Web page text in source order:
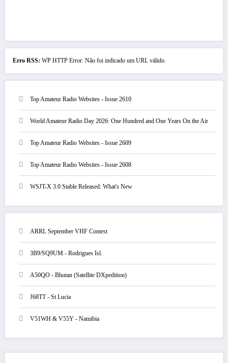
Erro RSS: WP HTTP Error: Não foi indicado um URL válido.
Top Amateur Radio Websites - Issue 2610
World Amateur Radio Day 2026: One Hundred and One Years On the Air
Top Amateur Radio Websites - Issue 2609
Top Amateur Radio Websites - Issue 2608
WSJT-X 3.0 Stable Released: What's New
ARRL September VHF Contest
3B9/SQ9UM - Rodrigues Isl.
A50QO - Bhutan (Satellite DXpedition)
J68TT - St Lucia
V51WH & V55Y - Namibia